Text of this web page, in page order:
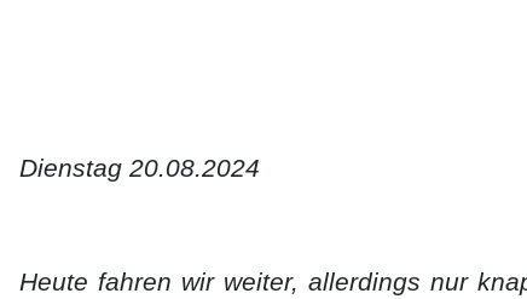
Dienstag 20.08.2024
Heute fahren wir weiter, allerdings nur